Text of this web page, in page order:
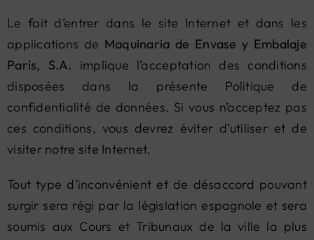
Le fait d’entrer dans le site Internet et dans les
applications de Maquinaria de Envase y Embalaje
París, S.A. implique l’acceptation des conditions
disposées dans la présente Politique de
confidentialité de données. Si vous n’acceptez pas
ces conditions, vous devrez éviter d’utiliser et de
visiter notre site Internet.
Tout type d’inconvénient et de désaccord pouvant
surgir sera régi par la législation espagnole et sera
soumis aux Cours et Tribunaux de la ville la plus